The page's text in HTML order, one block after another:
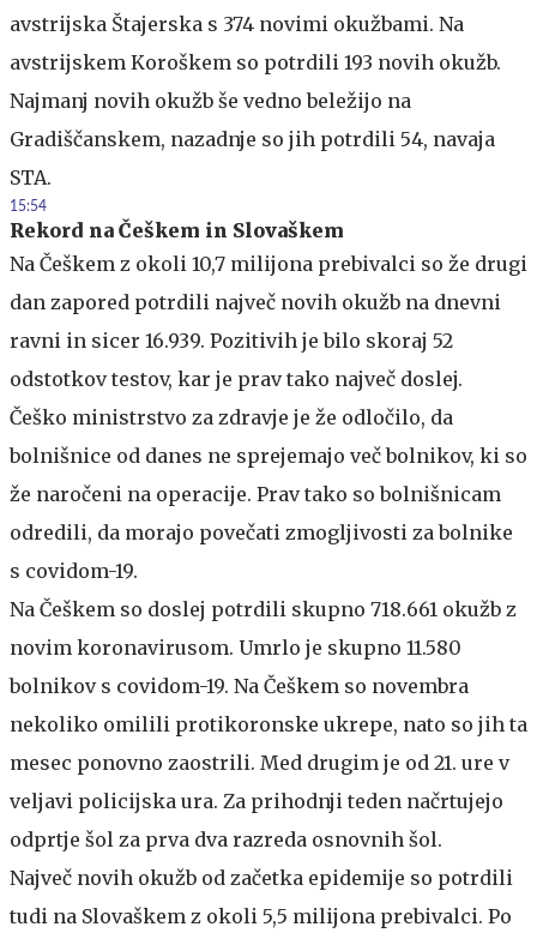
avstrijska Štajerska s 374 novimi okužbami. Na
avstrijskem Koroškem so potrdili 193 novih okužb.
Najmanj novih okužb še vedno beležijo na
Gradiščanskem, nazadnje so jih potrdili 54, navaja
STA.
15:54
Rekord na Češkem in Slovaškem
Na Češkem z okoli 10,7 milijona prebivalci so že drugi
dan zapored potrdili največ novih okužb na dnevni
ravni in sicer 16.939. Pozitivih je bilo skoraj 52
odstotkov testov, kar je prav tako največ doslej.
Češko ministrstvo za zdravje je že odločilo, da
bolnišnice od danes ne sprejemajo več bolnikov, ki so
že naročeni na operacije. Prav tako so bolnišnicam
odredili, da morajo povečati zmogljivosti za bolnike
s covidom-19.
Na Češkem so doslej potrdili skupno 718.661 okužb z
novim koronavirusom. Umrlo je skupno 11.580
bolnikov s covidom-19. Na Češkem so novembra
nekoliko omilili protikoronske ukrepe, nato so jih ta
mesec ponovno zaostrili. Med drugim je od 21. ure v
veljavi policijska ura. Za prihodnji teden načrtujejo
odprtje šol za prva dva razreda osnovnih šol.
Največ novih okužb od začetka epidemije so potrdili
tudi na Slovaškem z okoli 5,5 milijona prebivalci. Po